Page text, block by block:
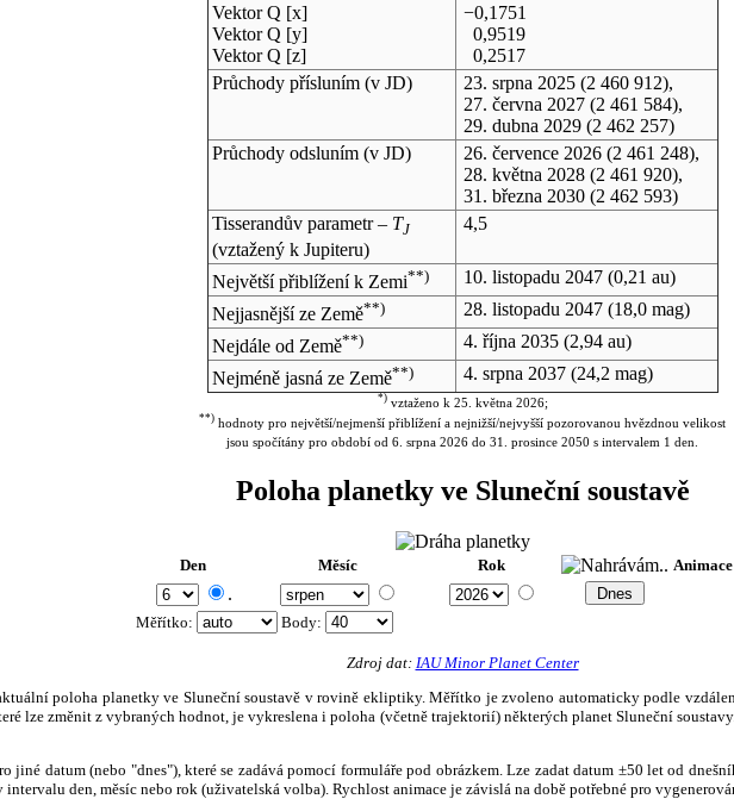
Vektor Q [x]
Vektor Q [y]
Vektor Q [z]
−0,1751
0,9519
0,2517
Průchody přísluním (v JD) 23. srpna 2025(2 460 912),
27. června 2027(2 461 584),
29. dubna 2029(2 462 257)
Průchody odsluním (v JD) 26. července 2026(2 461 248),
28. května 2028(2 461 920),
31. března 2030(2 462 593)
Tisserandův parametr – TJ
(vztažený k Jupiteru)
4,5
Největší přiblížení k Zemi**) 10. listopadu 2047(0,21 au)
Nejjasnější ze Země**) 28. listopadu 2047(18,0 mag)
Nejdále od Země**) 4. října 2035(2,94 au)
Nejméně jasná ze Země**) 4. srpna 2037(24,2 mag)
*)vztaženo k 25. května 2026;
**) hodnoty pro největší/nejmenší přiblížení a nejnižší/nejvyšší pozorovanou hvězdnou velikost
jsou spočítány pro období od 6. srpna 2026 do 31. prosince 2050 s intervalem 1 den.
Poloha planetky ve Sluneční soustavě
Den Měsíc Rok Animace
.
Měřítko: Body:
Zdroj dat: IAU Minor Planet Center
poloha planetky ve Sluneční soustavě v rovině ekliptiky. Měřítko je zvoleno automaticky podle
lze změnit z vybraných hodnot, je vykreslena i poloha (včetně trajektorií) některých planet Sluneční
datum (nebo "dnes"), které se zadává pomocí formuláře pod obrázkem. Lze zadat datum ±50 let od
den, měsíc nebo rok (uživatelská volba). Rychlost animace je závislá na době potřebné pro